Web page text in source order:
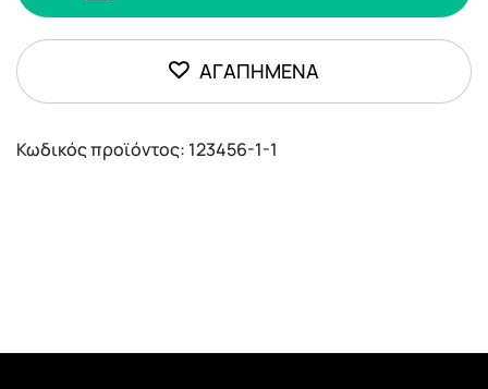
ΑΓΑΠΗΜΕΝΑ
Κωδικός προϊόντος: 123456-1-1